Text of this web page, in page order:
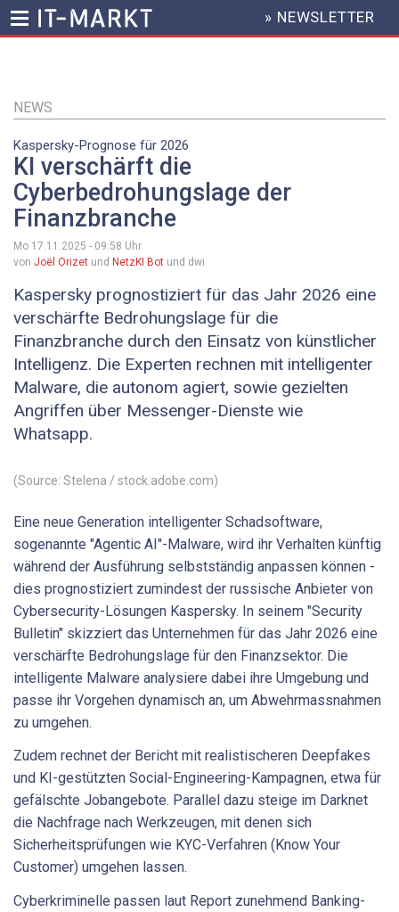
Inhalt
HEADER
MENU
» NEWSLETTER
NEWS
Kaspersky-Prognose für 2026
KI verschärft die
Cyberbedrohungslage der
Finanzbranche
Mo 17.11.2025 - 09:58 Uhr
von Joël Orizet und NetzKI Bot und dwi
Kaspersky prognostiziert für das Jahr 2026 eine
verschärfte Bedrohungslage für die
Finanzbranche durch den Einsatz von künstlicher
Intelligenz. Die Experten rechnen mit intelligenter
Malware, die autonom agiert, sowie gezielten
Angriffen über Messenger-Dienste wie
Whatsapp.
(Source: Stelena / stock.adobe.com)
Eine neue Generation intelligenter Schadsoftware,
sogenannte "Agentic AI"-Malware, wird ihr Verhalten künftig
während der Ausführung selbstständig anpassen können -
dies prognostiziert zumindest der russische Anbieter von
Cybersecurity-Lösungen Kaspersky. In seinem "Security
Bulletin" skizziert das Unternehmen für das Jahr 2026 eine
verschärfte Bedrohungslage für den Finanzsektor. Die
intelligente Malware analysiere dabei ihre Umgebung und
passe ihr Vorgehen dynamisch an, um Abwehrmassnahmen
zu umgehen.
Zudem rechnet der Bericht mit realistischeren Deepfakes
und KI-gestützten Social-Engineering-Kampagnen, etwa für
gefälschte Jobangebote. Parallel dazu steige im Darknet
die Nachfrage nach Werkzeugen, mit denen sich
Sicherheitsprüfungen wie KYC-Verfahren (Know Your
Customer) umgehen lassen.
Cyberkriminelle passen laut Report zunehmend Banking-